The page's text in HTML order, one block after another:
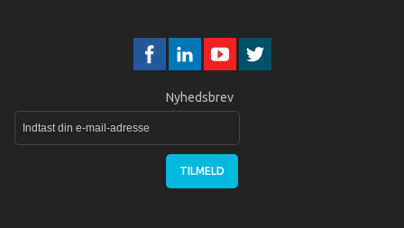
Nyhedsbrev
TILMELD